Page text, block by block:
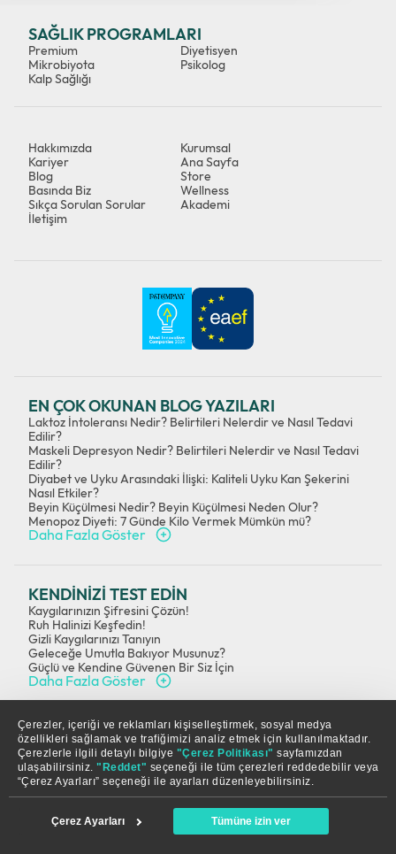
Çerezler, içeriği ve reklamları kişiselleştirmek, sosyal medya
özellikleri sağlamak ve trafiğimizi analiz etmek için kullanılmaktadır.
Çerezlerle ilgili detaylı bilgiye "Çerez Politikası" sayfamızdan
ulaşabilirsiniz. "Reddet" seçeneği ile tüm çerezleri reddedebilir veya
“Çerez Ayarları” seçeneği ile ayarları düzenleyebilirsiniz.
Tümüne izin ver
Çerez Ayarları
SAĞLIK PROGRAMLARI
Premium
Mikrobiyota
Kalp Sağlığı
Diyetisyen
Psikolog
Hakkımızda
Kurumsal
Kariyer
Ana Sayfa
Blog
Store
Basında Biz
Wellness
Sıkça Sorulan Sorular
Akademi
İletişim
EN ÇOK OKUNAN BLOG YAZILARI
Laktoz İntoleransı Nedir? Belirtileri Nelerdir ve Nasıl Tedavi
Edilir?
Maskeli Depresyon Nedir? Belirtileri Nelerdir ve Nasıl Tedavi
Edilir?
Diyabet ve Uyku Arasındaki İlişki: Kaliteli Uyku Kan Şekerini
Nasıl Etkiler?
Beyin Küçülmesi Nedir? Beyin Küçülmesi Neden Olur?
Menopoz Diyeti: 7 Günde Kilo Vermek Mümkün mü?
Daha Fazla Göster
KENDİNİZİ TEST EDİN
Kaygılarınızın Şifresini Çözün!
Ruh Halinizi Keşfedin!
Gizli Kaygılarınızı Tanıyın
Geleceğe Umutla Bakıyor Musunuz?
Güçlü ve Kendine Güvenen Bir Siz İçin
Daha Fazla Göster
life@acibademlife.com 444 48 28
Üyelikler